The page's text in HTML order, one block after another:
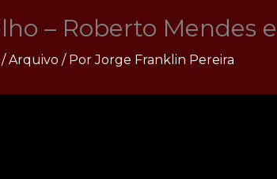
– Roberto Mendes
/Arquivo / PorJorge Franklin Pereira